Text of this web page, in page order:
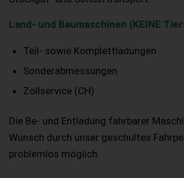
Land- und Baumaschinen (KEINE
Teil- sowie Komplettladungen
Sonderabmessungen
Zollservice (CH)
Die Be- und Entladung fahrbarer
Wunsch durch unser geschultes
problemlos möglich.